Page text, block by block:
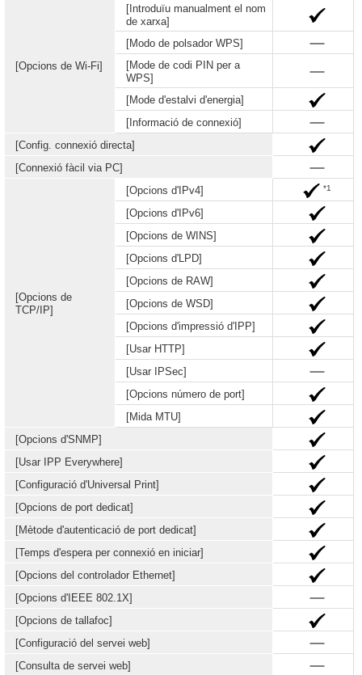
[Opcions de Wi-Fi]
[Introduïu manualment el nom
de xarxa]
[Modo de polsador WPS]
[Mode de codi PIN per a
WPS]
[Mode d'estalvi d'energia]
[Informació de connexió]
[Config. connexió directa]
[Connexió fàcil via PC]
[Opcions de
TCP/IP]
[Opcions d'IPv4] *1
[Opcions d'IPv6]
[Opcions de WINS]
[Opcions d'LPD]
[Opcions de RAW]
[Opcions de WSD]
[Opcions d'impressió d'IPP]
[Usar HTTP]
[Usar IPSec]
[Opcions número de port]
[Mida MTU]
[Opcions d'SNMP]
[Usar IPP Everywhere]
[Configuració d'Universal Print]
[Opcions de port dedicat]
[Mètode d'autenticació de port dedicat]
[Temps d'espera per connexió en iniciar]
[Opcions del controlador Ethernet]
[Opcions d'IEEE 802.1X]
[Opcions de tallafoc]
[Configuració del servei web]
[Consulta de servei web]